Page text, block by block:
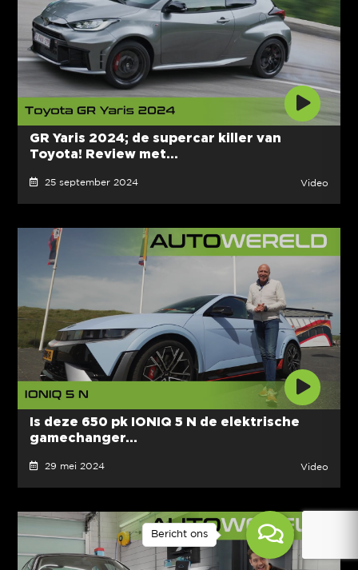
Bericht ons
GR Yaris 2024; de supercar killer van
Toyota! Review met...
25 september 2024 Video
Is deze 650 pk IONIQ 5 N de elektrische
gamechanger...
29 mei 2024 Video